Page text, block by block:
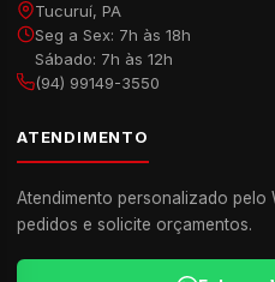
Tucuruí, PA
Seg a Sex: 7h às 18h
Sábado: 7h às 12h
(94) 99149-3550
ATENDIMENTO
Atendimento personalizado pelo
pedidos e solicite orçamentos.